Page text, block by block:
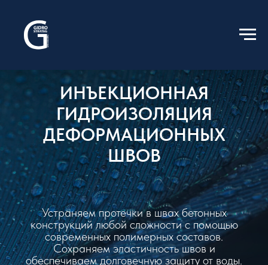
ИНЪЕКЦИОННАЯ
ГИДРОИЗОЛЯЦИЯ
ДЕФОРМАЦИОННЫХ
ШВОВ
Устраняем протечки в швах бетонных
конструкций любой сложности с помощью
современных полимерных составов.
Сохраняем эластичность швов и
обеспечиваем долговечную защиту от воды.